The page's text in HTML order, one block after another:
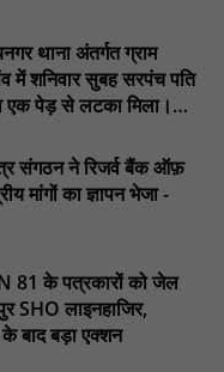
गई विस्तृत जानकारी :
का विधायक ललित यादव ने
की बैठक आयोजित : NN81
थाना अंतर्गत ग्राम
में शनिवार सुबह सरपंच पति
एक पेड़ से लटका मिला।
संगठन ने रिजर्व बैंक ऑफ़
मांगों का ज्ञापन भेजा -
81 के पत्रकारों को जेल
SHO लाइनहाजिर,
बाद बड़ा एक्शन